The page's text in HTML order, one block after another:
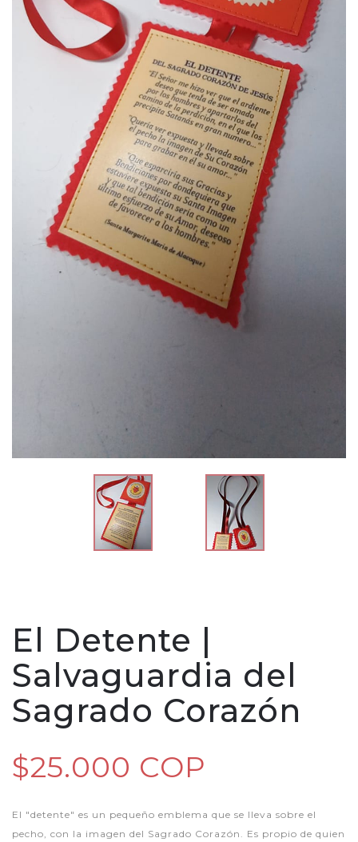
El Detente |
Salvaguardia del
Sagrado Corazón
$25.000 COP
El "detente" es un pequeño emblema que se lleva sobre el
pecho, con la imagen del Sagrado Corazón. Es propio de quien